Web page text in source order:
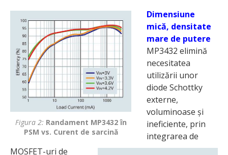
Figura 2: Randament MP3432 în
PSM vs. Curent de sarcină
Dimensiune
mică, densitate
mare de putere
MP3432 elimină
necesitatea
utilizării unor
diode Schottky
externe,
voluminoase și
ineficiente, prin
integrarea de
MOSFET-uri de